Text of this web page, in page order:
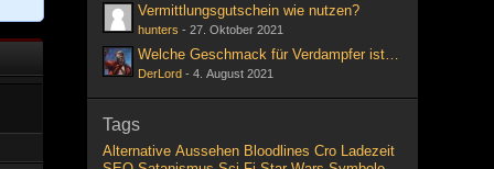
Vermittlungsgutschein wie nutzen?
hunters - 27. Oktober 2021
Welche Geschmack für Verdampfer ist ihr liebsten?
DerLord- 4. August 2021
Tags
Alternative Aussehen Bloodlines Cro Ladezeit